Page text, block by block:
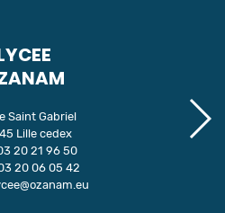
Saint Gabriel
Lille cedex
20 21 96 50
20 06 05 42